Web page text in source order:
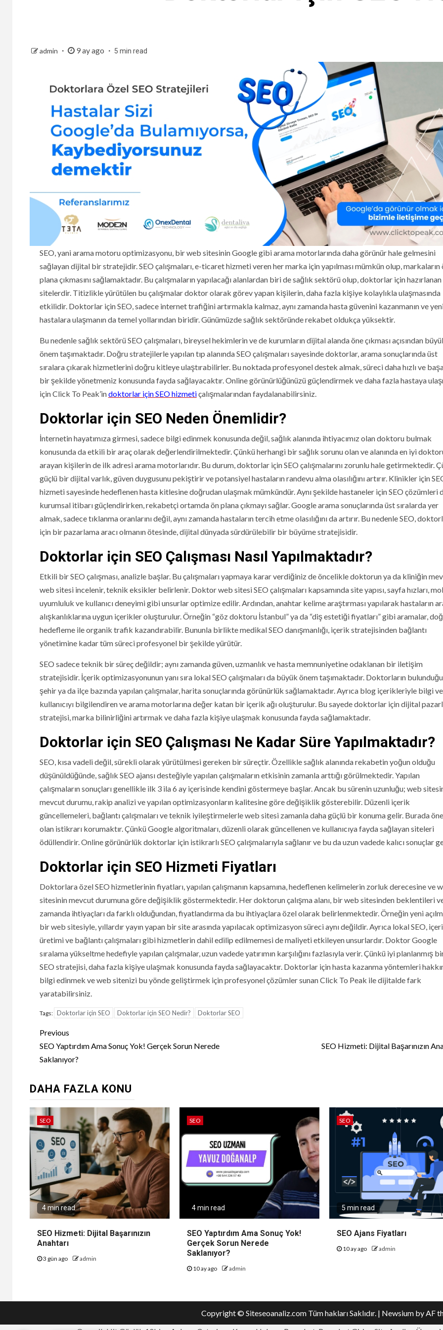
admin 9 ay ago 5 min read
SEO, yani arama motoru optimizasyonu, bir web sitesinin Google gibi arama motorlarında daha görünür hale gelmesini
sağlayan dijital bir stratejidir. SEO çalışmaları, e-ticaret hizmeti veren her marka için yapılması mümkün olup, markaların
plana çıkmasını sağlamaktadır. Bu çalışmaların yapılacağı alanlardan biri de sağlık sektörü olup, doktorlar için hazırlanan
sitelerdir. Titizlikle yürütülen bu çalışmalar doktor olarak görev yapan kişilerin, daha fazla kişiye kolaylıkla ulaşmasında
etkilidir. Doktorlar için SEO, sadece internet trafiğini artırmakla kalmaz, aynı zamanda hasta güvenini kazanmanın ve
hastalara ulaşmanın da temel yollarından biridir. Günümüzde sağlık sektöründe rekabet oldukça yüksektir.
Bu nedenle sağlık sektörü SEO çalışmaları, bireysel hekimlerin ve de kurumların dijital alanda öne çıkması açısından
önem taşımaktadır. Doğru stratejilerle yapılan tıp alanında SEO çalışmaları sayesinde doktorlar, arama sonuçlarında üst
sıralara çıkarak hizmetlerini doğru kitleye ulaştırabilirler. Bu noktada profesyonel destek almak, süreci daha hızlı ve
bir şekilde yönetmeniz konusunda fayda sağlayacaktır. Online görünürlüğünüzü güçlendirmek ve daha fazla hastaya
için Click To Peak’indoktorlar için SEO hizmetiçalışmalarından faydalanabilirsiniz.
Doktorlar için SEO Neden Önemlidir?
İnternetin hayatımıza girmesi, sadece bilgi edinmek konusunda değil, sağlık alanında ihtiyacımız olan doktoru bulmak
konusunda da etkili bir araç olarak değerlendirilmektedir. Çünkü herhangi bir sağlık sorunu olan ve alanında en iyi
arayan kişilerin de ilk adresi arama motorlarıdır. Bu durum, doktorlar için SEO çalışmalarını zorunlu hale getirmektedir.
güçlü bir dijital varlık, güven duygusunu pekiştirir ve potansiyel hastaların randevu alma olasılığını artırır. Klinikler için
hizmeti sayesinde hedeflenen hasta kitlesine doğrudan ulaşmak mümkündür. Aynı şekilde hastaneler için SEO çözümleri
kurumsal itibarı güçlendirirken, rekabetçi ortamda ön plana çıkmayı sağlar. Google arama sonuçlarında üst sıralarda yer
almak, sadece tıklanma oranlarını değil, aynı zamanda hastaların tercih etme olasılığını da artırır. Bu nedenle SEO,
için bir pazarlama aracı olmanın ötesinde, dijital dünyada sürdürülebilir bir büyüme stratejisidir.
Doktorlar için SEO Çalışması Nasıl Yapılmaktadır?
Etkili bir SEO çalışması, analizle başlar. Bu çalışmaları yapmaya karar verdiğiniz de öncelikle doktorun ya da kliniğin
web sitesi incelenir, teknik eksikler belirlenir. Doktor web sitesi SEO çalışmaları kapsamında site yapısı, sayfa hızları,
uyumluluk ve kullanıcı deneyimi gibi unsurlar optimize edilir. Ardından, anahtar kelime araştırması yapılarak hastaların
alışkanlıklarına uygun içerikler oluşturulur. Örneğin “göz doktoru İstanbul” ya da “diş estetiği fiyatları” gibi aramalar,
hedefleme ile organik trafik kazandırabilir. Bununla birlikte medikal SEO danışmanlığı, içerik stratejisinden bağlantı
yönetimine kadar tüm süreci profesyonel bir şekilde yürütür.
SEO sadece teknik bir süreç değildir; aynı zamanda güven, uzmanlık ve hasta memnuniyetine odaklanan bir iletişim
stratejisidir. İçerik optimizasyonunun yanı sıra lokal SEO çalışmaları da büyük önem taşımaktadır. Doktorların bulunduğu
şehir ya da ilçe bazında yapılan çalışmalar, harita sonuçlarında görünürlük sağlamaktadır. Ayrıca blog içerikleriyle bilgi
kullanıcıyı bilgilendiren ve arama motorlarına değer katan bir içerik ağı oluşturulur. Bu sayede doktorlar için dijital
stratejisi, marka bilinirliğini artırmak ve daha fazla kişiye ulaşmak konusunda fayda sağlamaktadır.
Doktorlar için SEO Çalışması Ne Kadar Süre Yapılmaktadır?
SEO, kısa vadeli değil, sürekli olarak yürütülmesi gereken bir süreçtir. Özellikle sağlık alanında rekabetin yoğun olduğu
düşünüldüğünde, sağlık SEO ajansı desteğiyle yapılan çalışmaların etkisinin zamanla arttığı görülmektedir. Yapılan
çalışmaların sonuçları genellikle ilk 3 ila 6 ay içerisinde kendini göstermeye başlar. Ancak bu sürenin uzunluğu; web
mevcut durumu, rakip analizi ve yapılan optimizasyonların kalitesine göre değişiklik gösterebilir. Düzenli içerik
güncellemeleri, bağlantı çalışmaları ve teknik iyileştirmelerle web sitesi zamanla daha güçlü bir konuma gelir. Burada
olan istikrarı korumaktır. Çünkü Google algoritmaları, düzenli olarak güncellenen ve kullanıcıya fayda sağlayan siteleri
ödüllendirir. Online görünürlük doktorlar için istikrarlı SEO çalışmalarıyla sağlanır ve bu da uzun vadede kalıcı sonuçlar
Doktorlar için SEO Hizmeti Fiyatları
Doktorlara özel SEO hizmetlerinin fiyatları, yapılan çalışmanın kapsamına, hedeflenen kelimelerin zorluk derecesine ve
sitesinin mevcut durumuna göre değişiklik göstermektedir. Her doktorun çalışma alanı, bir web sitesinden beklentileri
zamanda ihtiyaçları da farklı olduğundan, fiyatlandırma da bu ihtiyaçlara özel olarak belirlenmektedir. Örneğin yeni
bir web sitesiyle, yıllardır yayın yapan bir site arasında yapılacak optimizasyon süreci aynı değildir. Ayrıca lokal SEO,
üretimi ve bağlantı çalışmaları gibi hizmetlerin dahil edilip edilmemesi de maliyeti etkileyen unsurlardır. Doktor Google
sıralama yükseltme hedefiyle yapılan çalışmalar, uzun vadede yatırımın karşılığını fazlasıyla verir. Çünkü iyi planlanmış
SEO stratejisi, daha fazla kişiye ulaşmak konusunda fayda sağlayacaktır. Doktorlar için hasta kazanma yöntemleri
bilgi edinmek ve web sitenizi bu yönde geliştirmek için profesyonel çözümler sunan Click To Peak ile dijitalde fark
yaratabilirsiniz.
Tags: Doktorlar için SEO Doktorlar için SEO Nedir? Doktorlar SEO
Continue
Reading
Previous
SEO Yaptırdım Ama Sonuç Yok! Gerçek Sorun Nerede
Saklanıyor?
SEO Hizmeti: Dijital Başarınızın
DAHA FAZLA KONU
SEO
4 min read
SEO Hizmeti: Dijital Başarınızın
Anahtarı
3 gün ago admin
SEO
4 min read
SEO Yaptırdım Ama Sonuç Yok!
Gerçek Sorun Nerede
Saklanıyor?
10 ay ago admin
SEO
5 min read
SEO Ajans Fiyatları
10 ay ago admin
Copyright © Siteseoanaliz.com Tüm hakları Saklıdır. | Newsium by AF